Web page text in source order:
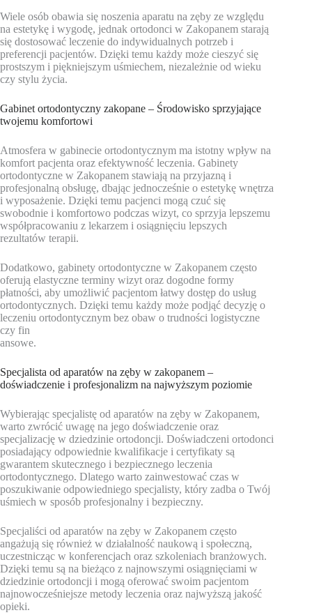
Wiele osób obawia się noszenia aparatu na zęby ze względu
na estetykę i wygodę, jednak ortodonci w Zakopanem starają
się dostosować leczenie do indywidualnych potrzeb i
preferencji pacjentów. Dzięki temu każdy może cieszyć się
prostszym i piękniejszym uśmiechem, niezależnie od wieku
czy stylu życia.
Gabinet ortodontyczny zakopane – Środowisko sprzyjające
twojemu komfortowi
Atmosfera w gabinecie ortodontycznym ma istotny wpływ na
komfort pacjenta oraz efektywność leczenia. Gabinety
ortodontyczne w Zakopanem stawiają na przyjazną i
profesjonalną obsługę, dbając jednocześnie o estetykę wnętrza
i wyposażenie. Dzięki temu pacjenci mogą czuć się
swobodnie i komfortowo podczas wizyt, co sprzyja lepszemu
współpracowaniu z lekarzem i osiągnięciu lepszych
rezultatów terapii.
Dodatkowo, gabinety ortodontyczne w Zakopanem często
oferują elastyczne terminy wizyt oraz dogodne formy
płatności, aby umożliwić pacjentom łatwy dostęp do usług
ortodontycznych. Dzięki temu każdy może podjąć decyzję o
leczeniu ortodontycznym bez obaw o trudności logistyczne
czy fin
ansowe.
Specjalista od aparatów na zęby w zakopanem –
doświadczenie i profesjonalizm na najwyższym poziomie
Wybierając specjalistę od aparatów na zęby w Zakopanem,
warto zwrócić uwagę na jego doświadczenie oraz
specjalizację w dziedzinie ortodoncji. Doświadczeni ortodonci
posiadający odpowiednie kwalifikacje i certyfikaty są
gwarantem skutecznego i bezpiecznego leczenia
ortodontycznego. Dlatego warto zainwestować czas w
poszukiwanie odpowiedniego specjalisty, który zadba o Twój
uśmiech w sposób profesjonalny i bezpieczny.
Specjaliści od aparatów na zęby w Zakopanem często
angażują się również w działalność naukową i społeczną,
uczestnicząc w konferencjach oraz szkoleniach branżowych.
Dzięki temu są na bieżąco z najnowszymi osiągnięciami w
dziedzinie ortodoncji i mogą oferować swoim pacjentom
najnowocześniejsze metody leczenia oraz najwyższą jakość
opieki.